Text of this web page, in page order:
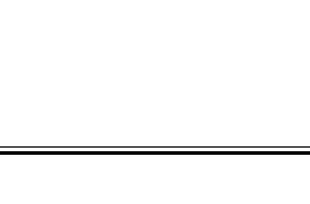
Contents